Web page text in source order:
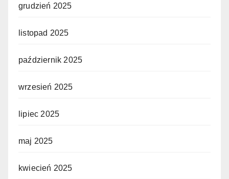
grudzień 2025
listopad 2025
październik 2025
wrzesień 2025
lipiec 2025
maj 2025
kwiecień 2025